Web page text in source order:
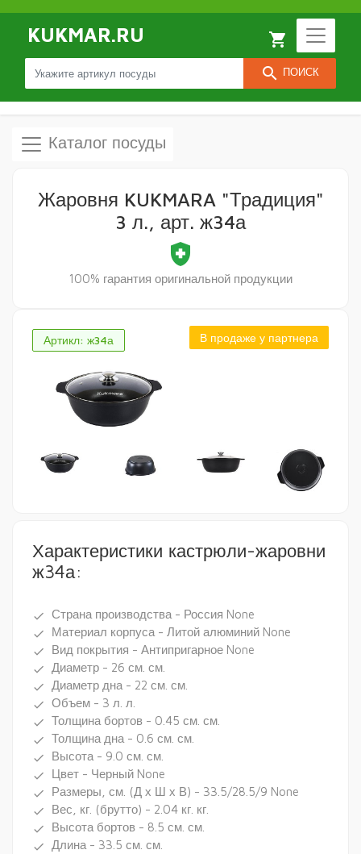
KUKMAR.RU
search ПОИСК
local_grocery_store
Каталог посуды
Артикл: ж34а В продаже у партнера
Жаровня KUKMARA "Традиция"
3 л., арт. ж34а
health_and_safety
100% гарантия оригинальной продукции
Характеристики кастрюли-жаровни
ж34а:
done Страна производства - Россия None
done Материал корпуса - Литой алюминий None
done Вид покрытия - Антипригарное None
done Диаметр - 26 см. см.
done Диаметр дна - 22 см. см.
done Объем - 3 л. л.
done Толщина бортов - 0.45 см. см.
done Толщина дна - 0.6 см. см.
done Высота - 9.0 см. см.
done Цвет - Черный None
done Размеры, см. (Д х Ш х В) - 33.5/28.5/9 None
done Вес, кг. (брутто) - 2.04 кг. кг.
done Высота бортов - 8.5 см. см.
done Длина - 33.5 см. см.